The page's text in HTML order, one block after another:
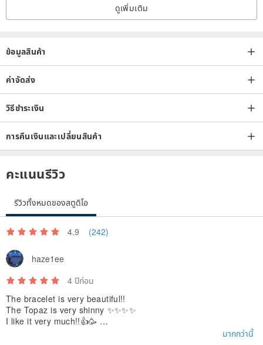
ดูเพิ่มเติม
ข้อมูลสินค้า
ค่าจัดส่ง
วิธีชำระเงิน
การคืนเงินและเปลี่ยนสินค้า
คะแนนรีวิว
รีวิวทั้งหมดของสตูดิโอ
4.9 (242)
haze1ee
4 ปีก่อน
The bracelet is very beautiful!!
The Topaz is very shinny ✨✨✨✨
I like it very much!!👍🥳
มากกว่านี้